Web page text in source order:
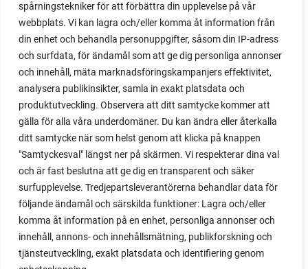
spårningstekniker för att förbättra din upplevelse på vår
webbplats. Vi kan lagra och/eller komma åt information från
din enhet och behandla personuppgifter, såsom din IP-adress
och surfdata, för ändamål som att ge dig personliga annonser
och innehåll, mäta marknadsföringskampanjers effektivitet,
analysera publikinsikter, samla in exakt platsdata och
produktutveckling. Observera att ditt samtycke kommer att
gälla för alla våra underdomäner. Du kan ändra eller återkalla
ditt samtycke när som helst genom att klicka på knappen
"Samtyckesval" längst ner på skärmen. Vi respekterar dina val
och är fast beslutna att ge dig en transparent och säker
surfupplevelse. Tredjepartsleverantörerna behandlar data för
följande ändamål och särskilda funktioner: Lagra och/eller
komma åt information på en enhet, personliga annonser och
innehåll, annons- och innehållsmätning, publikforskning och
tjänsteutveckling, exakt platsdata och identifiering genom
växter i en pallkrage tillsammans med andra växter.
Perfekt om du vill odla mycket i på liten yta.